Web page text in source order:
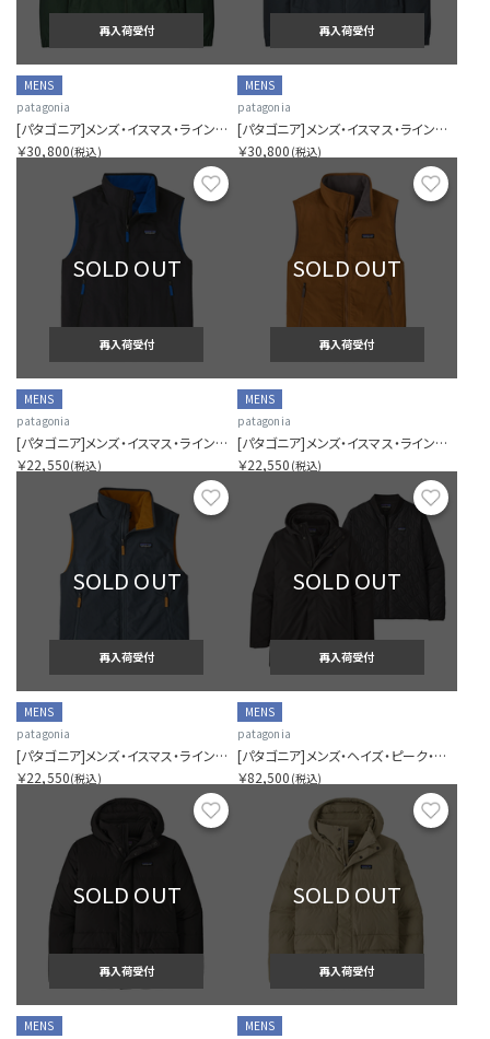
再入荷受付
MENS
patagonia
[パタゴニア]メンズ・イスマス・ラインド・ジャケット
￥30,800(税込)
再入荷受付
MENS
patagonia
[パタゴニア]メンズ・イスマス・ラインド・ジャケット
￥30,800 (税込)
お気に入り
SOLD OUT
再入荷受付
MENS
patagonia
[パタゴニア]メンズ・イスマス・ラインド・ベスト
￥22,550(税込)
SOLD OUT
再入荷受付
MENS
patagonia
[パタゴニア]メンズ・イスマス・ラインド・ベスト
￥22,550 (税込)
お気に入り
SOLD OUT
再入荷受付
MENS
patagonia
[パタゴニア]メンズ・イスマス・ラインド・ベスト
￥22,550(税込)
SOLD OUT
再入荷受付
MENS
patagonia
[パタゴニア]メンズ・ヘイズ・ピーク・スリーインワン・パーカ
￥82,500 (税込)
お気に入り
SOLD OUT
再入荷受付
MENS
SOLD OUT
再入荷受付
MENS